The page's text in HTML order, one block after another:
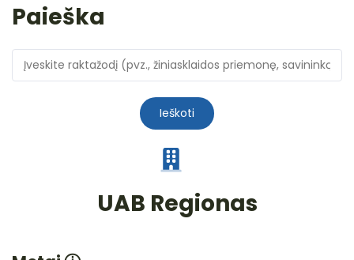
Paieška
Ieškoti
UAB Regionas